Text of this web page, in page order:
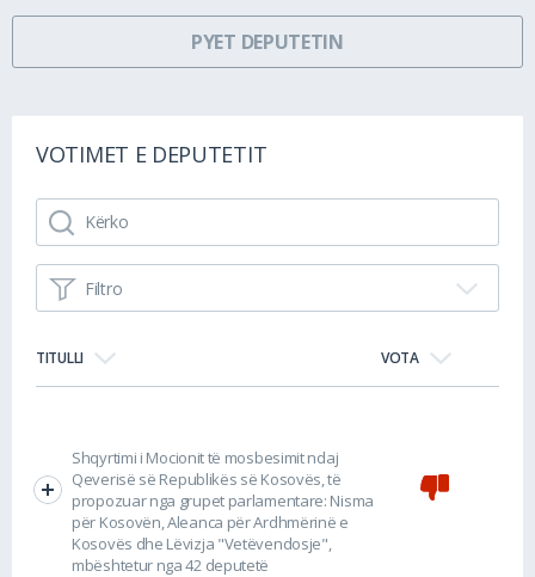
PYET DEPUTETIN
VOTIMET E DEPUTETIT
Filtro
TITULLI VOTA
Shqyrtimi i Mocionit të mosbesimit ndaj
Qeverisë së Republikës së Kosovës, të
propozuar nga grupet parlamentare: Nisma
për Kosovën, Aleanca për Ardhmërinë e
Kosovës dhe Lëvizja "Vetëvendosje",
mbështetur nga 42 deputetë